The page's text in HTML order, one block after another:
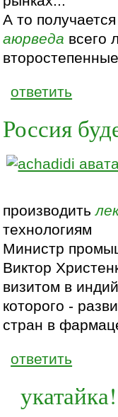
А то
аюрведа всего
ответить
Россия
производить
технологиям
Министр
Виктор
визитом в
которого -
стран в
ответить
укатайка!